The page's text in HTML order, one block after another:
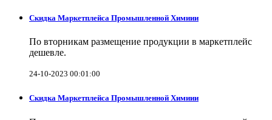
Скидка Маркетплейса Промышленной Химиии
По вторникам размещение продукции в маркетплейс
дешевле.
24-10-2023 00:01:00
Скидка Маркетплейса Промышленной Химиии